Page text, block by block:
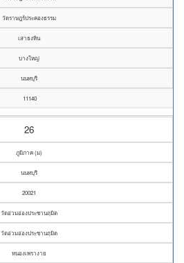
วัดราษฎร์ประคองธรรม
เสาธงหิน
บางใหญ่
นนทบุรี
11140
26
ภูมิภาค (ม)
นนทบุรี
20021
วัดอ่วมอ่องประชานฤมิต
วัดอ่วมอ่องประชานฤมิต
หนองเพรางาย